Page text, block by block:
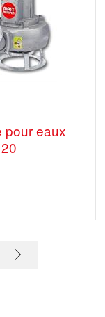
pour eaux